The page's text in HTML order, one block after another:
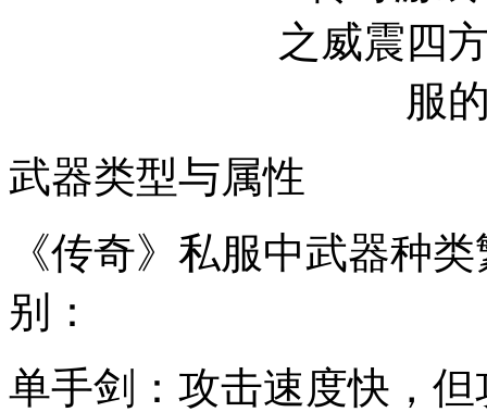
武器类型与属性
《传奇》私服中武器种
别：
单手剑：攻击速度快，